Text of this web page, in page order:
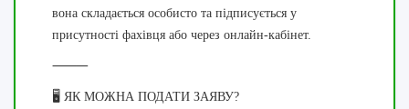
вона складається особисто та підписується у
присутності фахівця або через онлайн-кабінет.
⸻
🖥️ ЯК МОЖНА ПОДАТИ ЗАЯВУ?